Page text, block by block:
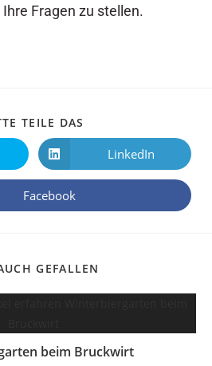
Fragen zu stellen.
TEILE DAS
LinkedIn
Facebook
GEFALLEN
beim Bruckwirt